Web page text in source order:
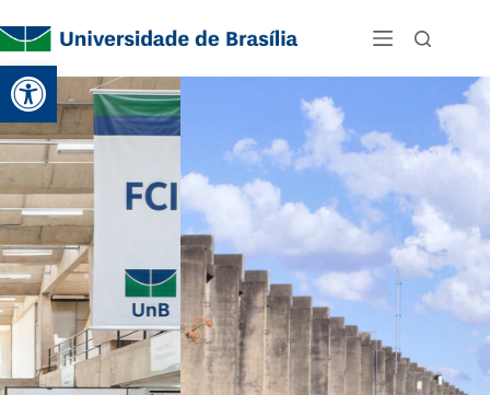
Abrir a barra de ferramentas